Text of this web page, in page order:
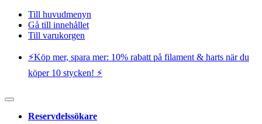
Till huvudmenyn
Gå till innehållet
Till varukorgen
⚡️Köp mer, spara mer: 10% rabatt på filament & harts när du
köper 10 stycken! ⚡️
Reservdelssökare